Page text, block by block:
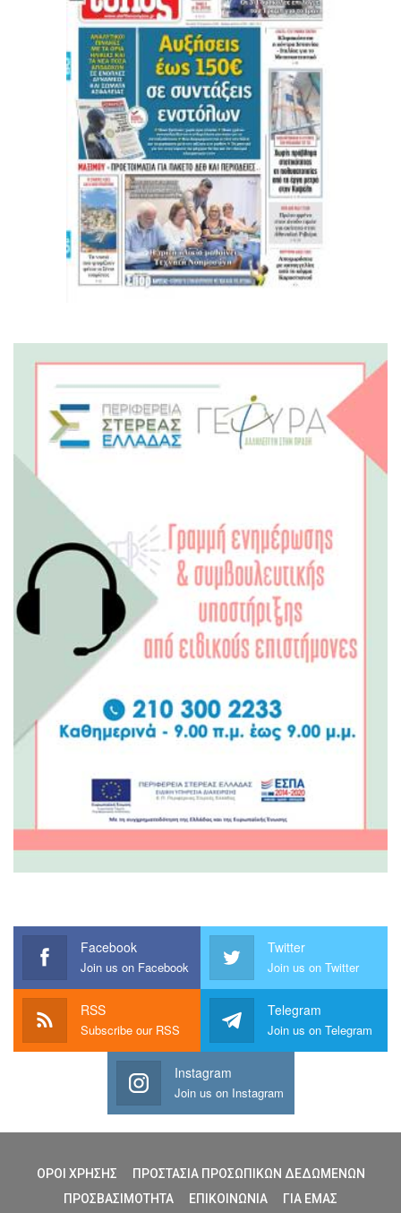
Facebook
Join us on Facebook
Twitter
Join us on Twitter
RSS
Subscribe our RSS
Telegram
Join us on Telegram
Instagram
Join us on Instagram
ΟΡΟΙ ΧΡΗΣΗΣ
ΠΡΟΣΤΑΣΙΑ ΠΡΟΣΩΠΙΚΩΝ ΔΕΔΩΜΕΝΩΝ
ΠΡΟΣΒΑΣΙΜΟΤΗΤΑ
ΕΠΙΚΟΙΝΩΝΙΑ ΓΙΑ ΕΜΑΣ